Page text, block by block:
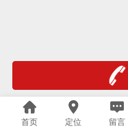
首页 定位 留言